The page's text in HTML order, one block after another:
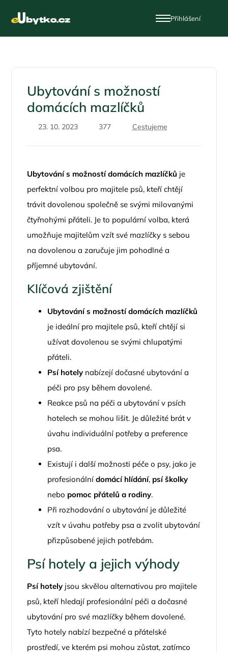
Přihlášení
Ubytování s možností
domácích mazlíčků
23. 10. 2023 377 Cestujeme
Ubytování s možností domácích mazlíčků je
perfektní volbou pro majitele psů, kteří chtějí
trávit dovolenou společně se svými milovanými
čtyřnohými přáteli. Je to populární volba, která
umožňuje majitelům vzít své mazlíčky s sebou
na dovolenou a zaručuje jim pohodlné a
příjemné ubytování.
Klíčová zjištění
Ubytování s možností domácích mazlíčků
je ideální pro majitele psů, kteří chtějí si
užívat dovolenou se svými chlupatými
přáteli.
Psí hotely nabízejí dočasné ubytování a
péči pro psy během dovolené.
Reakce psů na péči a ubytování v psích
hotelech se mohou lišit. Je důležité brát v
úvahu individuální potřeby a preference
psa.
Existují i další možnosti péče o psy, jako je
profesionálnídomácí hlídání, psí školky
nebo pomoc přátelů a rodiny.
Při rozhodování o ubytování je důležité
vzít v úvahu potřeby psa a zvolit ubytování
přizpůsobené jejich potřebám.
Psí hotely a jejich výhody
Psí hotely jsou skvělou alternativou pro majitele
psů, kteří hledají profesionální péči a dočasné
ubytování pro své mazlíčky během dovolené.
Tyto hotely nabízí bezpečné a přátelské
prostředí, ve kterém psi mohou zůstat, zatímco